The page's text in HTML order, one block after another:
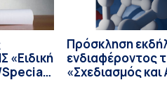
«Ειδική
Special
Πρόσκληση
ενδιαφέροντος
«Σχεδιασμός